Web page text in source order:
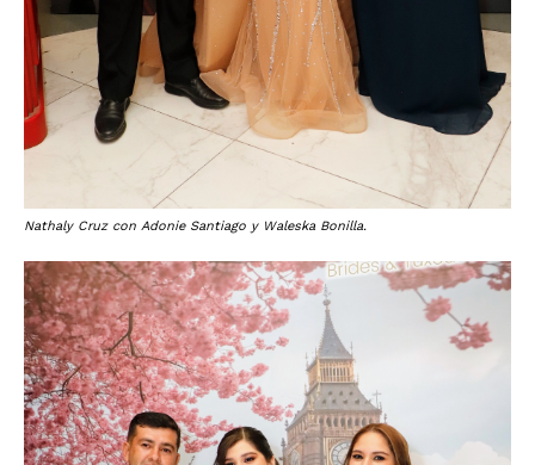
Nathaly Cruz con Adonie Santiago y Waleska Bonilla.